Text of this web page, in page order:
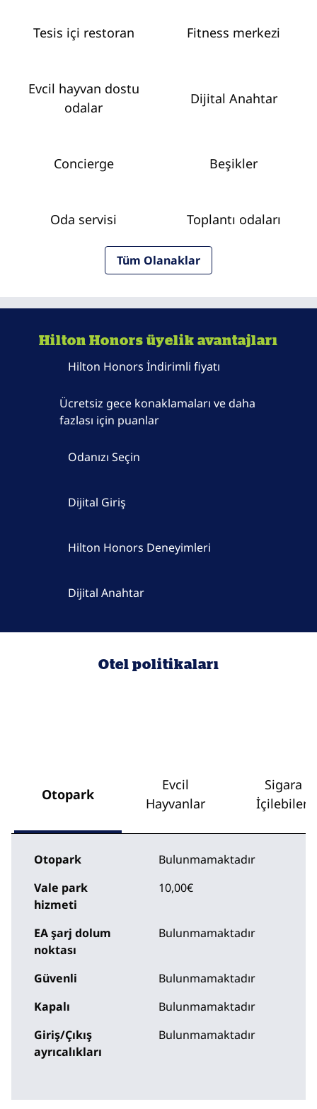
Tesis içi restoran Fitness merkezi
Evcil hayvan dostu
odalar
Dijital Anahtar
Concierge Beşikler
Oda servisi Toplantı odaları
Tüm Olanaklar
Hilton Honors üyelik avantajları
Hilton Honors İndirimli fiyatı
Ücretsiz gece konaklamaları ve daha
fazlası için puanlar
Odanızı Seçin
Dijital Giriş
Hilton Honors Deneyimleri
Dijital Anahtar
Otel politikaları
Otopark
Evcil
Hayvanlar
Sigara
İçilebilen
Otopark
Bulunmamaktadır
Vale park
hizmeti
10,00€
EA şarj dolum
noktası
Bulunmamaktadır
Güvenli
Bulunmamaktadır
Kapalı
Bulunmamaktadır
Giriş/Çıkış
ayrıcalıkları
Bulunmamaktadır